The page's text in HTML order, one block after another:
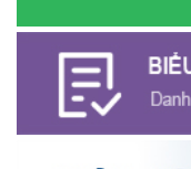
VAY KÝ QUỸ ĐỐI VỚI
QUỐC
(24/07/2026)
BÁ SẢN PHẨM OCOP